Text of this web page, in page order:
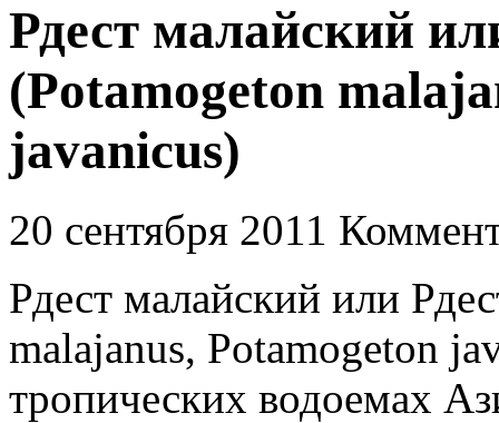
Рдест малайский
(Potamogeton
javanicus)
20 сентября 2011
Рдест малайский или
malajanus, Potamogeton
тропических водоемах